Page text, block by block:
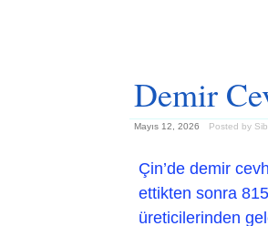
Demir
Mayıs 12, 2026 Posted by
Çin’de demir
ettikten sonra
üreticilerinden